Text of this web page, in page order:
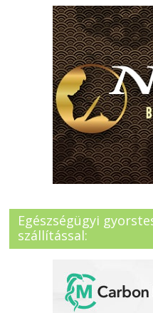
Egészségügyi
szállítással: